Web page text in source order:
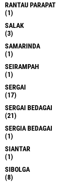
RANTAU PARAPAT
(1)
SALAK
(3)
SAMARINDA
(1)
SEIRAMPAH
(1)
SERGAI
(17)
SERGAI BEDAGAI
(21)
SERGIA BEDAGAI
(1)
SIANTAR
(1)
SIBOLGA
(8)